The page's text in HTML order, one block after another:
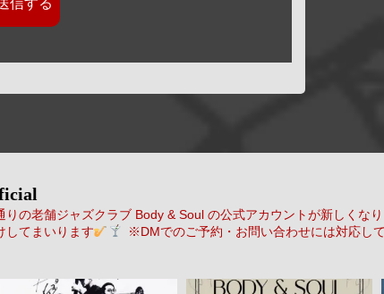
の老舗ジャズクラブ Body & Soul の公式アカウントが新しくなり
してまいります
※DMでのご予約・お問い合わせには対応し